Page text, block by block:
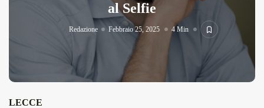
Iosonouncane A Lecce: Concerto Acustico...
Luglio 17, 2026 13 Min
Tarantarte Al Festival De Fès...
Giugno 4, 2026 15 Min
al Selfie
Redazione Febbraio 25, 2025 4 Min
LECCE